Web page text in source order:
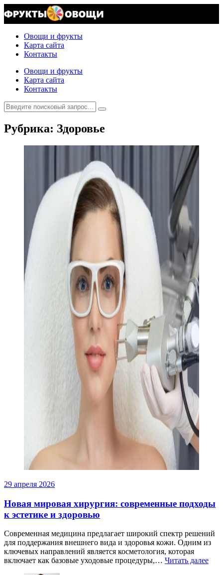
Овощи и фрукты
Карта сайта
Контакты
Овощи и фрукты
Карта сайта
Контакты
Рубрика: Здоровье
29 апреля 2026
Новая мировая хирургия: современные подходы
к эстетике и здоровью
Современная медицина предлагает широкий спектр решений
для поддержания внешнего вида и здоровья кожи. Одним из
ключевых направлений является косметология, которая
включает как базовые уходовые процедуры,… Читать далее